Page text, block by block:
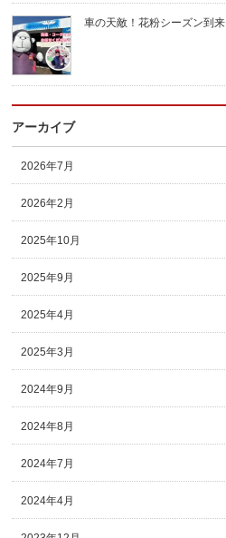
車の天敵！花粉シーズン到来
アーカイブ
2026年7月
2026年2月
2025年10月
2025年9月
2025年4月
2025年3月
2024年9月
2024年8月
2024年7月
2024年4月